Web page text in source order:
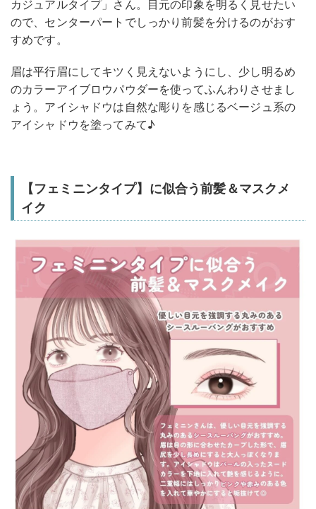
カジュアルタイプ」さん。目元の印象を明るく見せたい
ので、センターパートでしっかり前髪を分けるのがおす
すめです。
眉は平行眉にしてキツく見えないようにし、少し明るめ
のカラーアイブロウパウダーを使ってふんわりさせまし
ょう。アイシャドウは自然な彫りを感じるベージュ系の
アイシャドウを塗ってみて♪
【フェミニンタイプ】に似合う前髪＆マスクメ
イク